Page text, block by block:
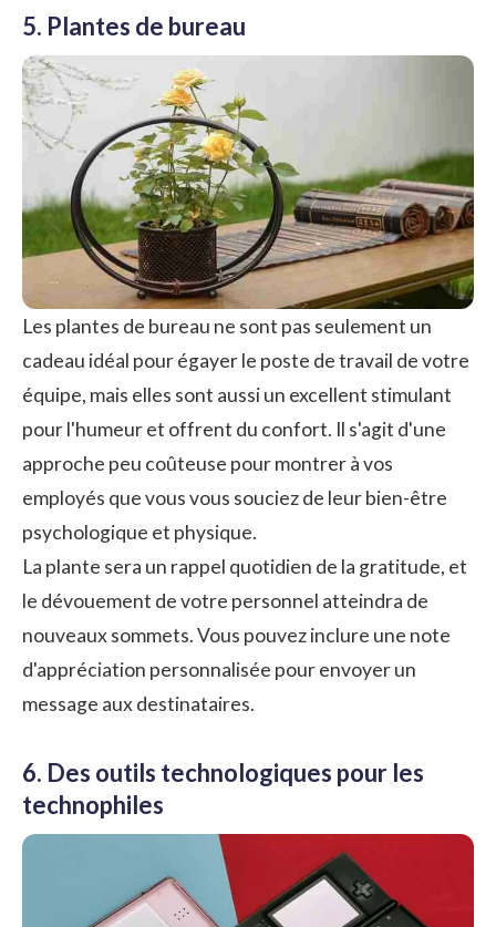
5. Plantes de bureau
Les plantes de bureau ne sont pas seulement un
cadeau idéal pour égayer le poste de travail de votre
équipe, mais elles sont aussi un excellent stimulant
pour l'humeur et offrent du confort. Il s'agit d'une
approche peu coûteuse pour montrer à vos
employés que vous vous souciez de leur bien-être
psychologique et physique.
La plante sera un rappel quotidien de la gratitude, et
le dévouement de votre personnel atteindra de
nouveaux sommets. Vous pouvez inclure une note
d'appréciation personnalisée pour envoyer un
message aux destinataires.
6. Des outils technologiques pour les
technophiles